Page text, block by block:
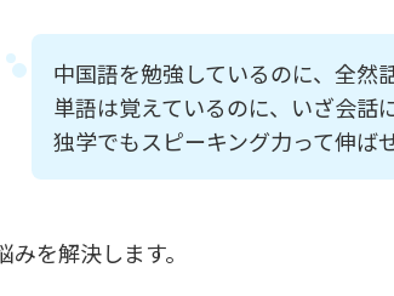
中国語を勉強しているのに、全
単語は覚えているのに、いざ会
独学でもスピーキング力って伸ば
みを解決します。